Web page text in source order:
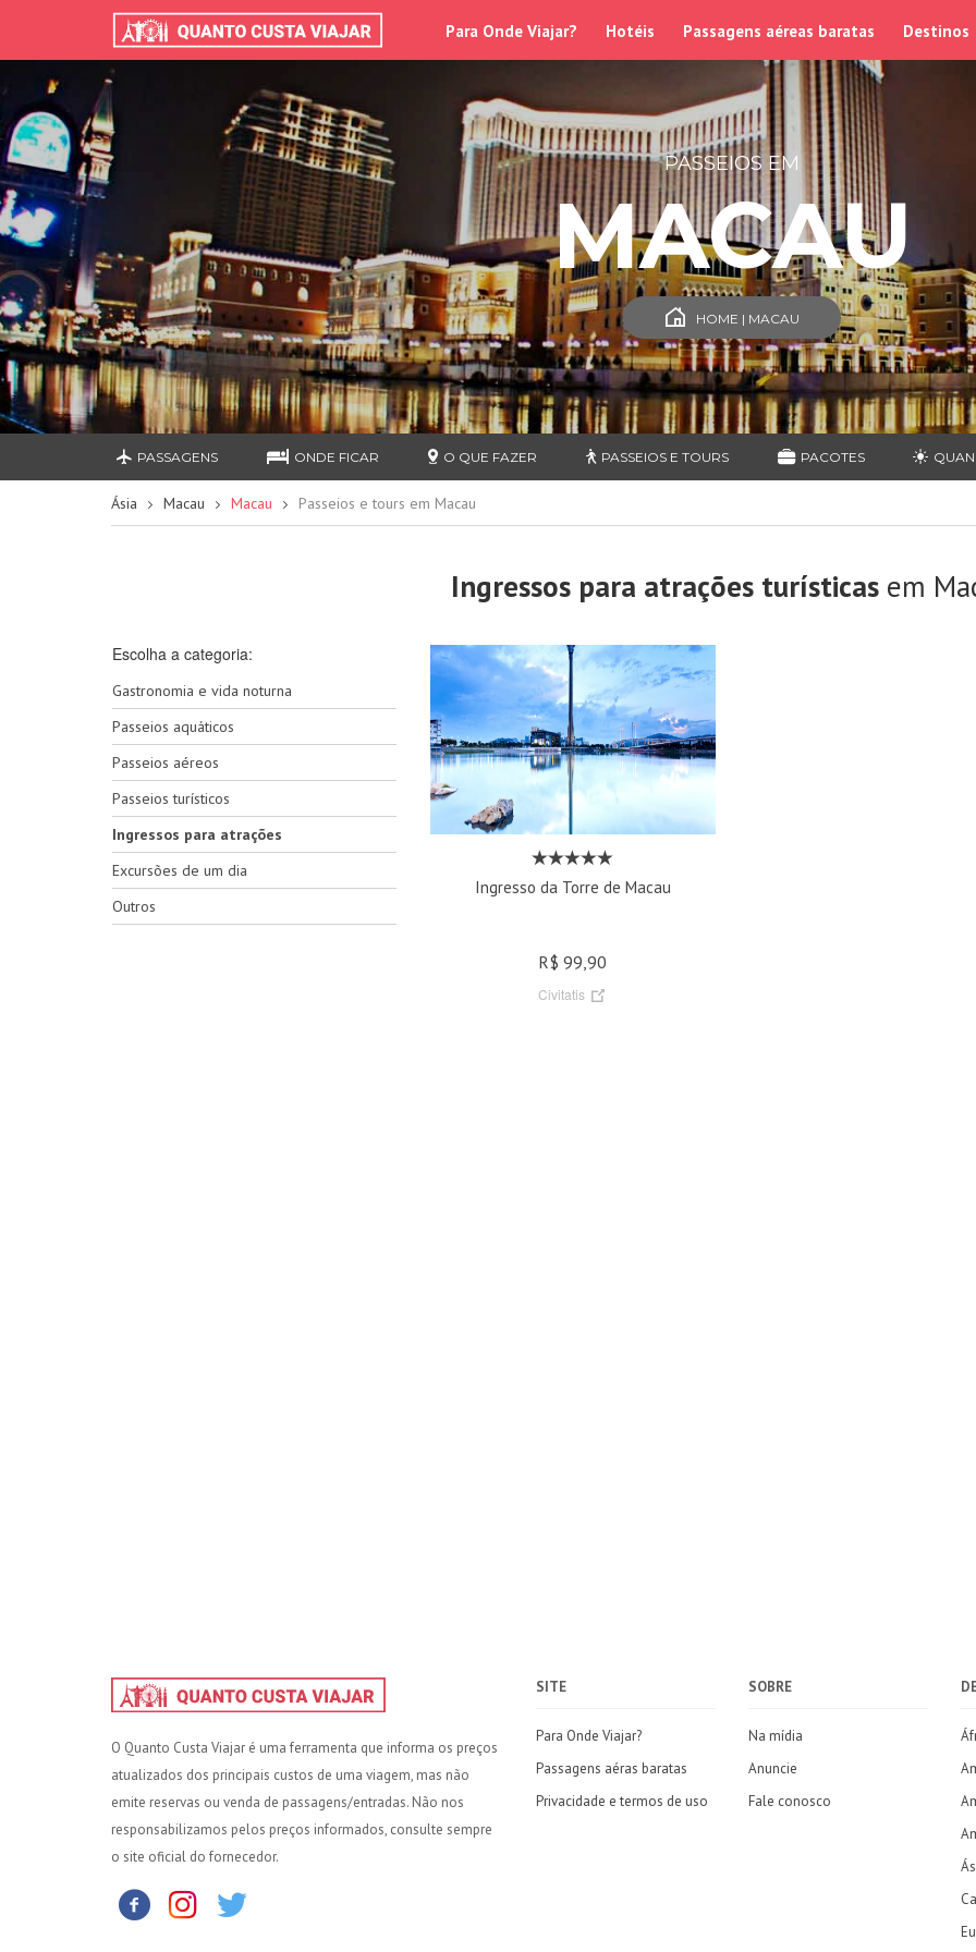
Para Onde Viajar? Hotéis Passagens aéreas baratas Destinos
PASSEIOS EM
MACAU
HOME | MACAU
PASSAGENS ONDE FICAR O QUE FAZER PASSEIOS E TOURS PACOTES
Ásia Macau Macau Passeios e tours em Macau
Ingressos para atrações turísticasem
Escolha a categoria:
Gastronomia e vida noturna
Passeios aquáticos
Passeios aéreos
Passeios turísticos
Ingressos para atrações
Excursões de um dia
Outros
Ingresso da Torre de Macau
R$ 99,90
Civitatis
O Quanto Custa Viajar é uma ferramenta que informa os preços
atualizados dos principais custos de uma viagem, mas não
emite reservas ou venda de passagens/entradas. Não nos
responsabilizamos pelos preços informados, consulte sempre
o site oficial do fornecedor.
SITE
Para Onde Viajar?
Passagens aéras baratas
Privacidade e termos de uso
SOBRE
Na mídia
Anuncie
Fale conosco